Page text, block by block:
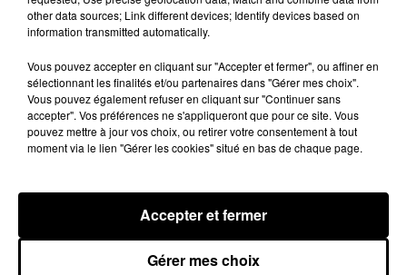
MAUDITS ! »
Jeudi 4 février 2027 à 14h30 à l'auditorium Samuel
Cher) : « Soyez maudits ! » Les malédictions
déposées...
other data sources; Link different devices; Identify devices based on
information transmitted automatically.
Vous pouvez accepter en cliquant sur "Accepter et fermer", ou affiner en
sélectionnant les finalités et/ou partenaires dans "Gérer mes choix".
Vous pouvez également refuser en cliquant sur "Continuer sans
accepter". Vos préférences ne s'appliqueront que pour ce site. Vous
pouvez mettre à jour vos choix, ou retirer votre consentement à tout
moment via le lien "Gérer les cookies" situé en bas de chaque page.
Gérer mes choix
Accepter et fermer